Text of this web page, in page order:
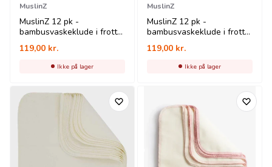
MuslinZ
MuslinZ 12 pk -
bambusvaskeklude i frotte
119,00 kr.
Ikke på lager
MuslinZ
MuslinZ 12 pk -
bambusvaskeklude i frotte
119,00 kr.
Ikke på lager